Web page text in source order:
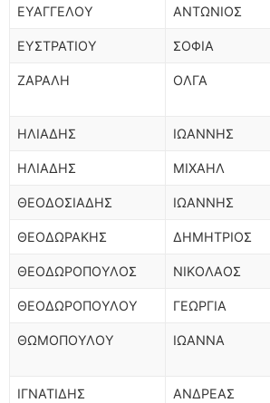
ΕΥΑΓΓΕΛΟΥ ΑΝΤΩΝΙΟΣ
ΕΥΣΤΡΑΤΙΟΥ ΣΟΦΙΑ
ΖΑΡΑΛΗ ΟΛΓΑ
ΗΛΙΑΔΗΣ ΙΩΑΝΝΗΣ
ΗΛΙΑΔΗΣ ΜΙΧΑΗΛ
ΘΕΟΔΟΣΙΑΔΗΣ ΙΩΑΝΝΗΣ
ΘΕΟΔΩΡΑΚΗΣ ΔΗΜΗΤΡΙΟΣ
ΘΕΟΔΩΡΟΠΟΥΛΟΣ ΝΙΚΟΛΑΟΣ
ΘΕΟΔΩΡΟΠΟΥΛΟΥ ΓΕΩΡΓΙΑ
ΘΩΜΟΠΟΥΛΟΥ ΙΩΑΝΝΑ
ΙΓΝΑΤΙΔΗΣ ΑΝΔΡΕΑΣ